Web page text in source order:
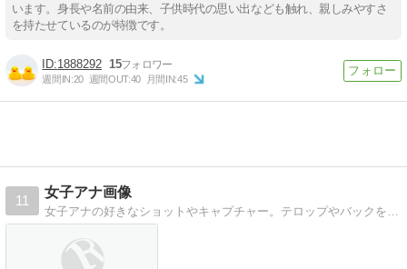
います。身長や名前の由来、子供時代の思い出なども触れ、親しみやすさ
を持たせているのが特徴です。
1888292 15
週間IN:20 週間OUT:40 月間IN:45
11
女子アナ画像
女子アナの好きなショットやキャプチャー。テロップやバックを修正した画像多数。待受に最適。半分はエロい画像だったりしてｗ笑